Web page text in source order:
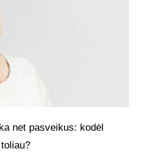
net pasveikus: kodėl